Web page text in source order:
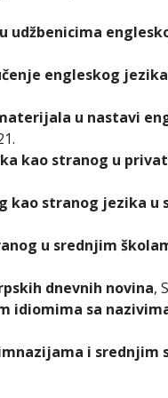
engleskog
u nastavi
kao stranog u
stranog jezika u
u srednjim
dnevnih novina,
idiomima sa
i srednjim